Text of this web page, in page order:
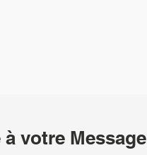
votre Message